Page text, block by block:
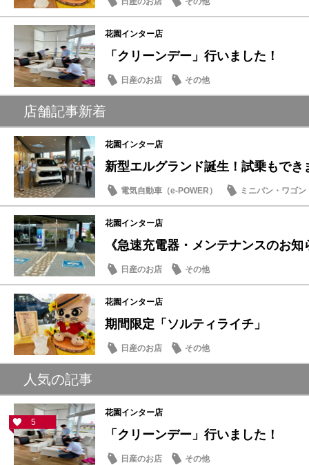
花園インター店
「クリーンデー」行いました！
日産のお店 その他
店舗記事新着
花園インター店
新型エルグランド誕生！試乗もでき
電気自動車（e-POWER）
ミニバン・ワゴン
日産のお店
花園インター店
《急速充電器・メンテナンスのお知
日産のお店 その他
花園インター店
期間限定「ソルティライチ」
日産のお店 その他
人気の記事
5
花園インター店
「クリーンデー」行いました！
日産のお店 その他